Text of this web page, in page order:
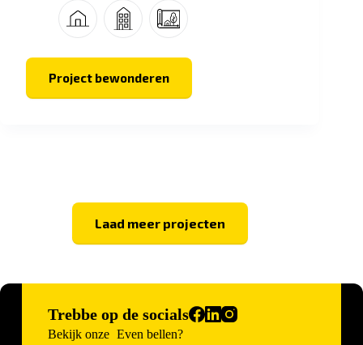
Project bewonderen
Dok
37
Laad meer projecten
Trebbe op de socials
Bekijk onze Even bellen?